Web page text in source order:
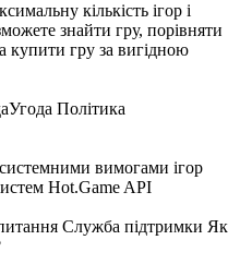
кількість ігор і
знайти гру, порівняти
купити гру за вигідною
Угода Політика
вимогами ігор
Hot.Game API
Служба підтримки Як